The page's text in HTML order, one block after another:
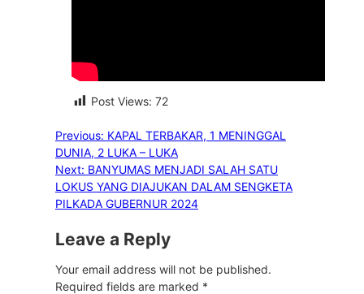
Post Views: 72
Previous: KAPAL TERBAKAR, 1 MENINGGAL
DUNIA, 2 LUKA – LUKA
Next: BANYUMAS MENJADI SALAH SATU
LOKUS YANG DIAJUKAN DALAM SENGKETA
PILKADA GUBERNUR 2024
Leave a Reply
Your email address will not be published.
Required fields are marked *